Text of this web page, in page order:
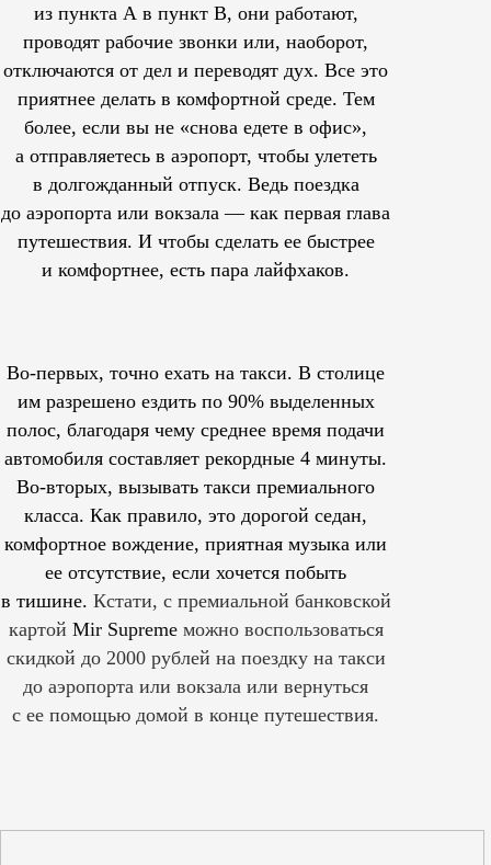
из пункта А в пункт В, они работают,
проводят рабочие звонки или, наоборот,
отключаются от дел и переводят дух. Все это
приятнее делать в комфортной среде. Тем
более, если вы не «снова едете в офис»,
а отправляетесь в аэропорт, чтобы улететь
в долгожданный отпуск. Ведь поездка
до аэропорта или вокзала — как первая глава
путешествия. И чтобы сделать ее быстрее
и комфортнее, есть пара лайфхаков.
Во-первых, точно ехать на такси. В столице
им разрешеноездить по 90% выделенных
полос, благодаря чему среднее время подачи
автомобиля составляет рекордные 4 минуты.
Во-вторых, вызывать такси премиального
класса. Как правило, это дорогой седан,
комфортное вождение, приятная музыка или
ее отсутствие, если хочется побыть
в тишине. Кстати, с премиальной банковской
картой Mir Supreme можно воспользоваться
скидкой до 2000 рублей на поездку на такси
до аэропорта или вокзала или вернуться
с ее помощью домой в конце путешествия.